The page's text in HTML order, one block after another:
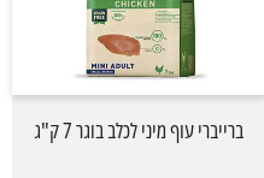
ברייברי עוף מיני לכלב בוגר 7 ק"ג